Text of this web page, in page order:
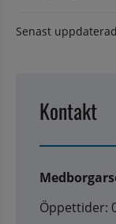
Senast uppdaterad
Kontakt
Öppettider: